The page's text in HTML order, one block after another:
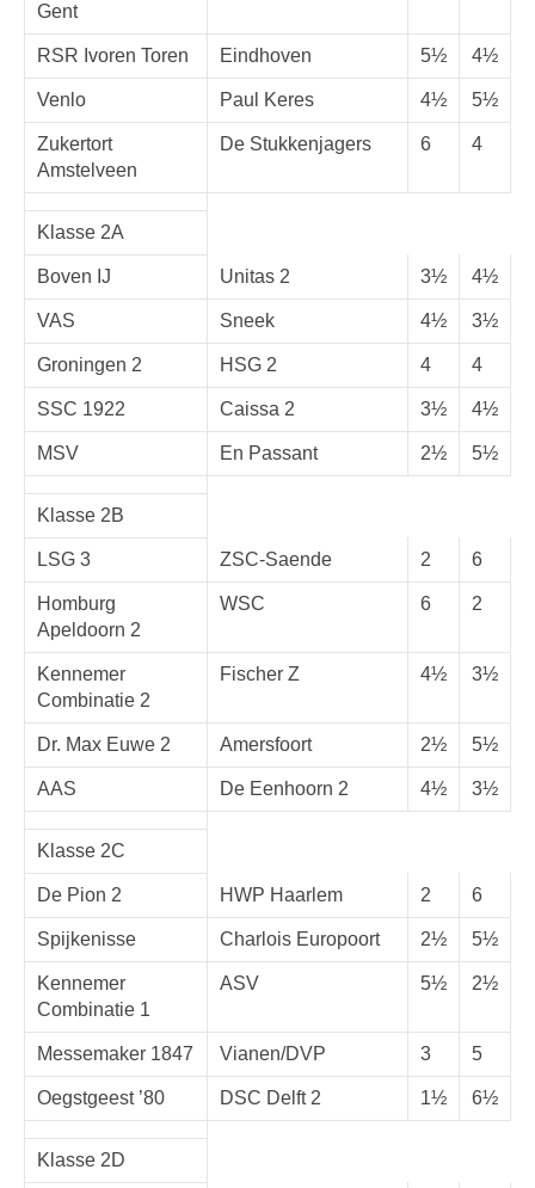
Gent
RSR Ivoren Toren Eindhoven 5½ 4½
Venlo Paul Keres 4½ 5½
Zukertort
Amstelveen
De Stukkenjagers 6 4
Klasse 2A
Boven IJ Unitas 2 3½ 4½
VAS Sneek 4½ 3½
Groningen 2 HSG 2 4 4
SSC 1922 Caissa 2 3½ 4½
MSV En Passant 2½ 5½
Klasse 2B
LSG 3 ZSC-Saende 2 6
Homburg
Apeldoorn 2
WSC 6 2
Kennemer
Combinatie 2
Fischer Z 4½ 3½
Dr. Max Euwe 2 Amersfoort 2½ 5½
AAS De Eenhoorn 2 4½ 3½
Klasse 2C
De Pion 2 HWP Haarlem 2 6
Spijkenisse Charlois Europoort 2½ 5½
Kennemer
Combinatie 1
ASV 5½ 2½
Messemaker 1847 Vianen/DVP 3 5
Oegstgeest ’80 DSC Delft 2 1½ 6½
Klasse 2D